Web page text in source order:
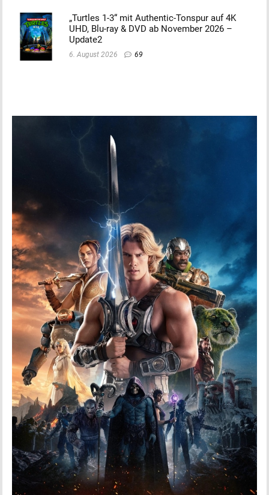
„Turtles 1-3“ mit Authentic-Tonspur auf 4K
UHD, Blu-ray & DVD ab November 2026 –
Update2
6. August 2026 69